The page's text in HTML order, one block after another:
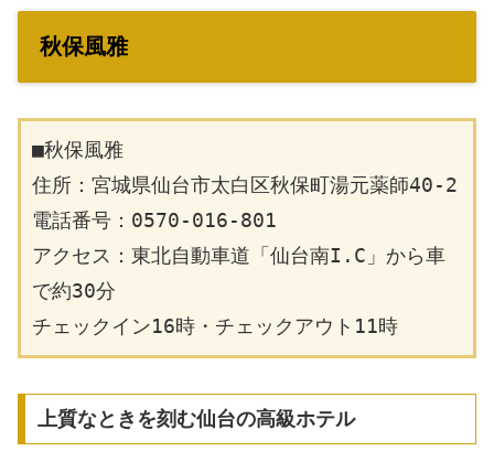
秋保風雅
■秋保風雅
住所：宮城県仙台市太白区秋保町湯元薬師40-2
電話番号：0570-016-801
アクセス：東北自動車道「仙台南I.C」から車
で約30分
チェックイン16時・チェックアウト11時
上質なときを刻む仙台の高級ホテル